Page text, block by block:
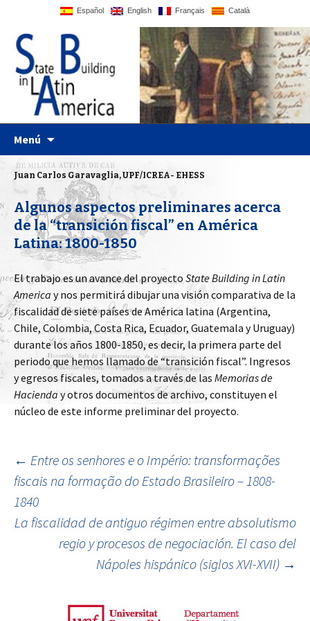
Español English Français Català
Statebglat
UPF website
Menú
Juan Carlos Garavaglia, UPF/ICREA- EHESS
Algunos aspectos preliminares acerca
de la “transición fiscal” en América
Latina: 1800-1850
El trabajo es un avance del proyecto State Building in Latin
America y nos permitirá dibujar una visión comparativa de la
fiscalidad de siete países de América latina (Argentina,
Chile, Colombia, Costa Rica, Ecuador, Guatemala y Uruguay)
durante los años 1800-1850, es decir, la primera parte del
periodo que hemos llamado de “transición fiscal”. Ingresos
y egresos fiscales, tomados a través de las Memorias de
Hacienda y otros documentos de archivo, constituyen el
núcleo de este informe preliminar del proyecto.
Ir a la entrada
← Entre os senhores e o Império: transformações
fiscais na formação do Estado Brasileiro – 1808-
1840
La fiscalidad de antiguo régimen entre absolutismo
regio y procesos de negociación. El caso del
Nápoles hispánico (siglos XVI-XVII) →